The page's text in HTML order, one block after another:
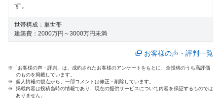
す。
世帯構成： 単世帯
建築費： 2000万円～3000万円未満
お客様の声・評判一覧
※「お客様の声・評判」は、成約されたお客様のアンケートをもとに、全投稿のうち高評価
のものを掲載しています。
※ 個人情報の観点から、一部コメントは修正・削除しています。
※ 掲載内容は投稿当時の情報であり、現在の提供サービスについて内容を保証するものでは
ありません。